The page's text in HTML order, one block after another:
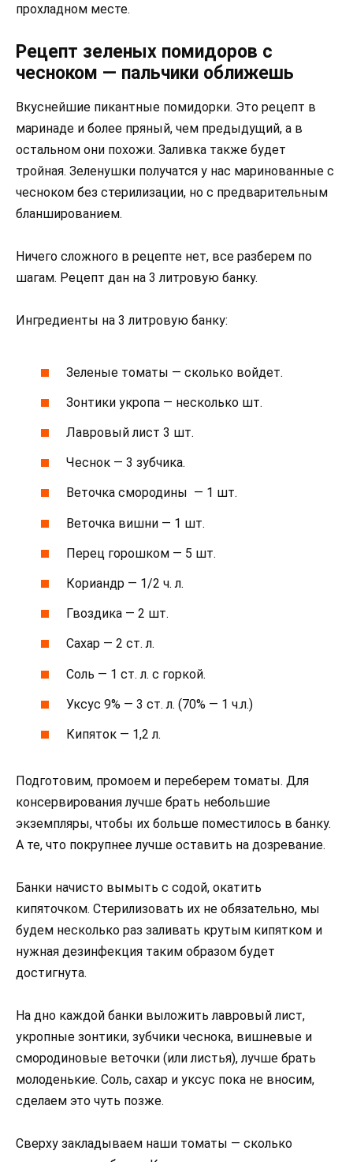
прохладном месте.
Рецепт зеленых помидоров с
чесноком — пальчики оближешь
Вкуснейшие пикантные помидорки. Это рецепт в
маринаде и более пряный, чем предыдущий, а в
остальном они похожи. Заливка также будет
тройная. Зеленушки получатся у нас маринованные с
чесноком без стерилизации, но с предварительным
бланшированием.
Ничего сложного в рецепте нет, все разберем по
шагам. Рецепт дан на 3 литровую банку.
Ингредиенты на 3 литровую банку:
Зеленые томаты — сколько войдет.
Зонтики укропа — несколько шт.
Лавровый лист 3 шт.
Чеснок — 3 зубчика.
Веточка смородины — 1 шт.
Веточка вишни — 1 шт.
Перец горошком — 5 шт.
Кориандр — 1/2 ч. л.
Гвоздика — 2 шт.
Сахар — 2 ст. л.
Соль — 1 ст. л. с горкой.
Уксус 9% — 3 ст. л. (70% — 1 ч.л.)
Кипяток — 1,2 л.
Подготовим, промоем и переберем томаты. Для
консервирования лучше брать небольшие
экземпляры, чтобы их больше поместилось в банку.
А те, что покрупнее лучше оставить на дозревание.
Банки начисто вымыть с содой, окатить
кипяточком. Стерилизовать их не обязательно, мы
будем несколько раз заливать крутым кипятком и
нужная дезинфекция таким образом будет
достигнута.
На дно каждой банки выложить лавровый лист,
укропные зонтики, зубчики чеснока, вишневые и
смородиновые веточки (или листья), лучше брать
молоденькие. Соль, сахар и уксус пока не вносим,
сделаем это чуть позже.
Сверху закладываем наши томаты — сколько